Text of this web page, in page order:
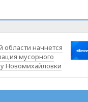
области начнется
мусорного
Новомихайловки